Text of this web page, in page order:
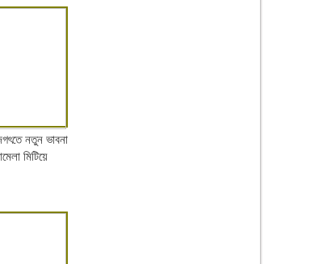
নতুন ভাবনা
মিটিয়ে